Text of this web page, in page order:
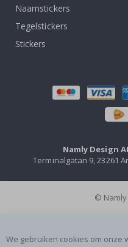
Naamstickers
Tegelstickers
Stickers
Namly Design
Terminalgatan 9, 23261
© Namly
We gebruiken cookies om onze